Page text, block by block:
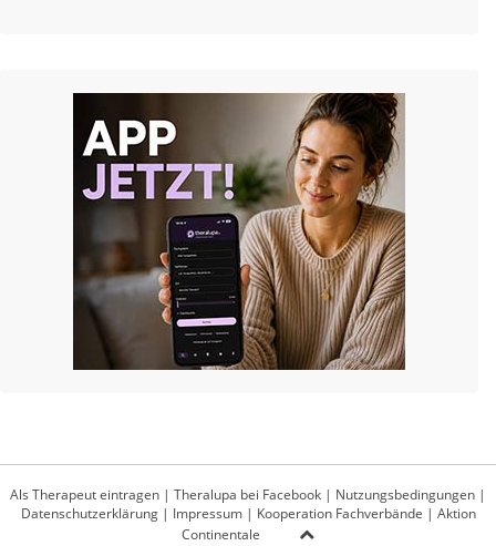
Als Therapeut eintragen | Theralupa bei Facebook | Nutzungsbedingungen |
Datenschutzerklärung| Impressum| Kooperation Fachverbände | Aktion
Continentale